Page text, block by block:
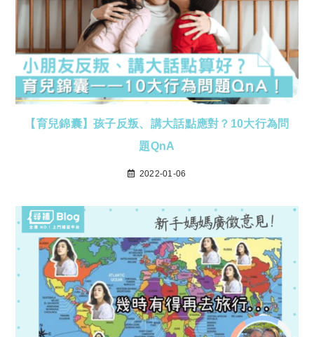
【育兒錦囊】孩子反叛、講大話點應對？10大行為問
題QnA
2022-01-06